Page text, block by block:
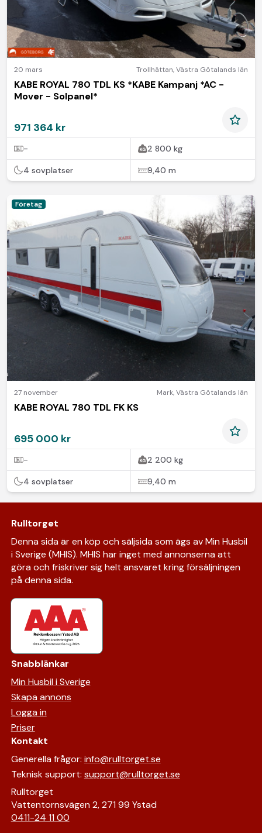
20 mars Trollhättan,Västra Götalands län
KABE ROYAL 780 TDL KS *KABE Kampanj *AC -
Mover - Solpanel*
971 364 kr
- 2 800 kg
4 sovplatser 9,40 m
Företag
27 november Mark,Västra Götalands län
KABE ROYAL 780 TDL FK KS
695 000 kr
- 2 200 kg
4 sovplatser 9,40 m
Rulltorget
Denna sida är en köp och säljsida som ägs av Min Husbil
i Sverige (MHIS). MHIS har inget med annonserna att
göra och friskriver sig helt ansvaret kring försäljningen
på denna sida.
Snabblänkar
Min Husbil i Sverige
Skapa annons
Logga in
Priser
Kontakt
Generella frågor: info@rulltorget.se
Teknisk support: support@rulltorget.se
Rulltorget
Vattentornsvägen 2, 271 99 Ystad
0411-24 11 00